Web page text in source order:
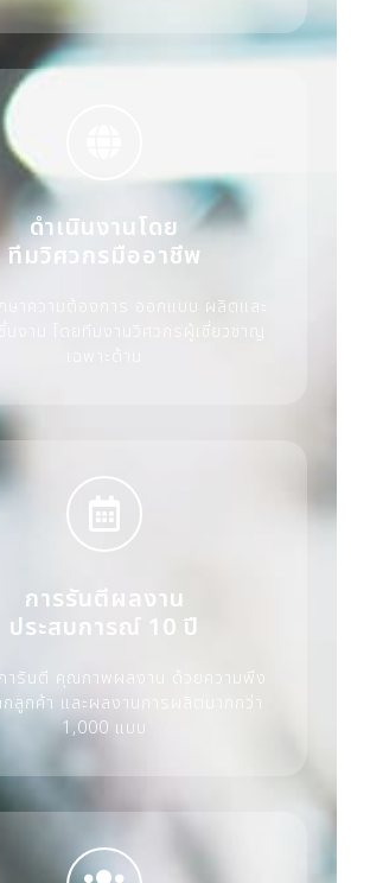
ดำเนินงานโดย
ทีมวิศวกรมืออาชีพ
ษาความต้องการ ออกแบบ ผลิตและ
งาน โดยทีมงานวิศวกรผู้เชี่ยวชาญ
การรันตีผลงาน
ประสบการณ์ 10 ปี
การันตี คุณภาพผลงาน ด้วยความพึง
กลูกค้า และผลงานการผลิตมากกว่า
1,000 แบบ